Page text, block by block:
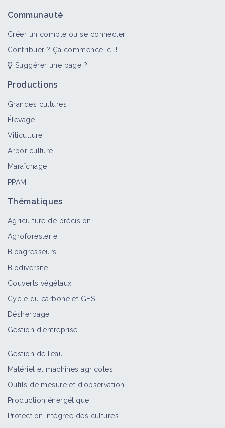
Vidéo
Produire de la biodiversité : actions
Vidéo
Alimenter le territoire - Etats
2022 - Table Ronde 3
Vidéo
Communauté
Créer un compte ou se connecter
Contribuer ? Ça commence ici !
Suggérer une page ?
Productions
Grandes cultures
Élevage
Viticulture
Arboriculture
Maraîchage
PPAM
Thématiques
Agriculture de précision
Agroforesterie
Bioagresseurs
Biodiversité
Couverts végétaux
Cycle du carbone et GES
Désherbage
Gestion d'entreprise
Gestion de l’eau
Matériel et machines agricoles
Outils de mesure et d’observation
Production énergétique
Protection intégrée des cultures